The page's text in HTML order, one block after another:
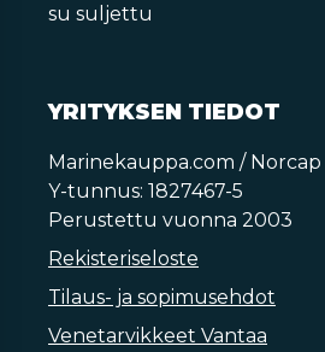
su suljettu
YRITYKSEN TIEDOT
Marinekauppa.com / Norcap
Y-tunnus: 1827467-5
Perustettu vuonna 2003
Rekisteriseloste
Tilaus- ja sopimusehdot
Venetarvikkeet Vantaa